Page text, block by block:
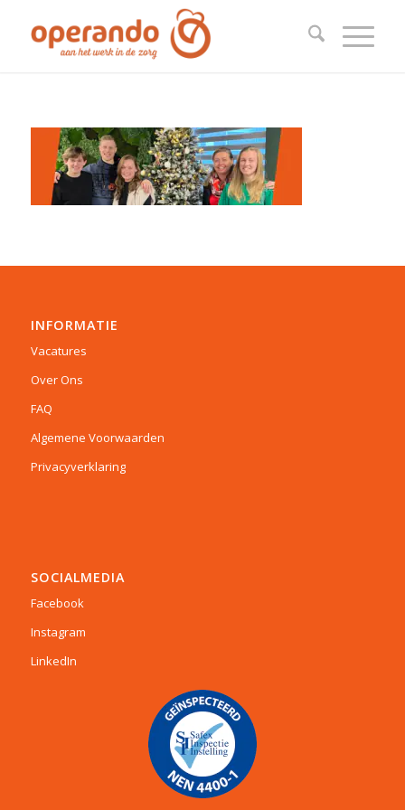
INFORMATIE
Vacatures
Over Ons
FAQ
Algemene Voorwaarden
Privacyverklaring
SOCIALMEDIA
Facebook
Instagram
LinkedIn